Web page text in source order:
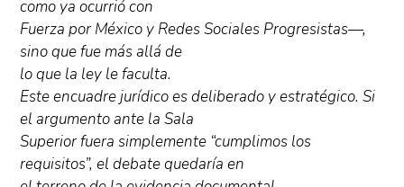
como ya ocurrió con
Fuerza por México y Redes Sociales Progresistas—,
sino que fue más allá de
lo que la ley le faculta.
Este encuadre jurídico es deliberado y estratégico. Si
el argumento ante la Sala
Superior fuera simplemente “cumplimos los
requisitos”, el debate quedaría en